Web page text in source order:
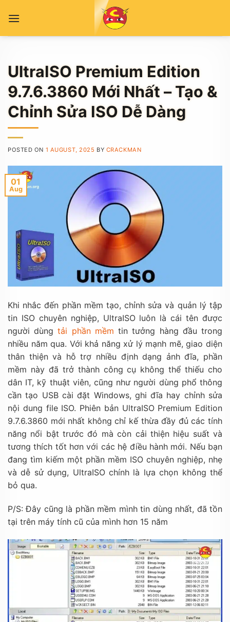
UltraISO Premium Edition
9.7.6.3860 Mới Nhất – Tạo &
Chỉnh Sửa ISO Dễ Dàng
POSTED ON 1 AUGUST, 2025 BY CRACKMAN
01
Aug
Khi nhắc đến phần mềm tạo, chỉnh sửa và quản lý tập
tin ISO chuyên nghiệp, UltraISO luôn là cái tên được
người dùngtải phần mềm tin tưởng hàng đầu trong
nhiều năm qua. Với khả năng xử lý mạnh mẽ, giao diện
thân thiện và hỗ trợ nhiều định dạng ảnh đĩa, phần
mềm này đã trở thành công cụ không thể thiếu cho
dân IT, kỹ thuật viên, cũng như người dùng phổ thông
cần tạo USB cài đặt Windows, ghi đĩa hay chỉnh sửa
nội dung file ISO. Phiên bản UltraISO Premium Edition
9.7.6.3860 mới nhất không chỉ kế thừa đầy đủ các tính
năng nổi bật trước đó mà còn cải thiện hiệu suất và
tương thích tốt hơn với các hệ điều hành mới. Nếu bạn
đang tìm kiếm một phần mềm ISO chuyên nghiệp, nhẹ
và dễ sử dụng, UltraISO chính là lựa chọn không thể
bỏ qua.
P/S: Đây cũng là phần mềm mình tin dùng nhất, đã tồn
tại trên máy tính cũ của mình hơn 15 năm